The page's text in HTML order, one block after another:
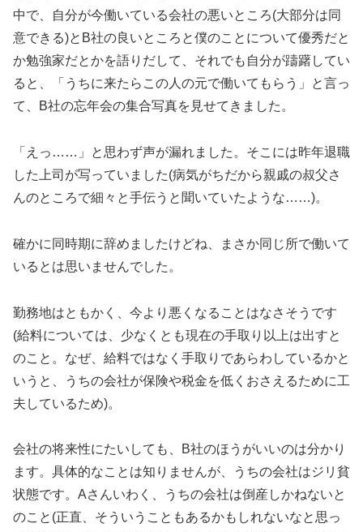
中で、自分が今働いている会社の悪いところ(大部分は同
意できる)とB社の良いところと僕のことについて優秀だと
か勉強家だとかを語りだして、それでも自分が躊躇してい
ると、「うちに来たらこの人の元で働いてもらう」と言っ
て、B社の忘年会の集合写真を見せてきました。
「えっ……」と思わず声が漏れました。そこには昨年退職
した上司が写っていました(病気がちだから親戚の叔父さ
んのところで細々と手伝うと聞いていたような……)。
確かに同時期に辞めましたけどね、まさか同じ所で働いて
いるとは思いませんでした。
勤務地はともかく、今より悪くなることはなさそうです
(給料については、少なくとも現在の手取り以上は出すと
のこと。なぜ、給料ではなく手取りであらわしているかと
いうと、うちの会社が保険や税金を低くおさえるために工
夫しているため)。
会社の将来性にたいしても、B社のほうがいいのは分かり
ます。具体的なことは知りませんが、うちの会社はジリ貧
状態です。Aさんいわく、うちの会社は倒産しかねないと
のこと(正直、そういうこともあるかもしれないなと思っ